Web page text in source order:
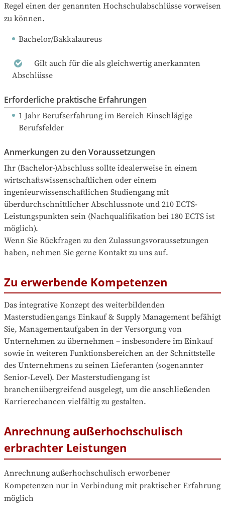
Regel einen der genannten Hochschulabschlüsse vorweisen
zu können.
Bachelor/Bakkalaureus
Gilt auch für die als gleichwertig anerkannten
Abschlüsse
Erforderliche praktische Erfahrungen
1 Jahr Berufserfahrung im Bereich Einschlägige
Berufsfelder
Anmerkungen zu den Voraussetzungen
Ihr (Bachelor-)Abschluss sollte idealerweise in einem
wirtschaftswissenschaftlichen oder einem
ingenieurwissenschaftlichen Studiengang mit
überdurchschnittlicher Abschlussnote und 210 ECTS-
Leistungspunkten sein (Nachqualifikation bei 180 ECTS ist
möglich).
Wenn Sie Rückfragen zu den Zulassungsvoraussetzungen
haben, nehmen Sie gerne Kontakt zu uns auf.
Zu erwerbende Kompetenzen
Das integrative Konzept des weiterbildenden
Masterstudiengangs Einkauf & Supply Management befähigt
Sie, Managementaufgaben in der Versorgung von
Unternehmen zu übernehmen – insbesondere im Einkauf
sowie in weiteren Funktionsbereichen an der Schnittstelle
des Unternehmens zu seinen Lieferanten (sogenannter
Senior-Level). Der Masterstudiengang ist
branchenübergreifend ausgelegt, um die anschließenden
Karrierechancen vielfältig zu gestalten.
Anrechnung außerhochschulisch
erbrachter Leistungen
Anrechnung außerhochschulisch erworbener
Kompetenzen nur in Verbindung mit praktischer Erfahrung
möglich